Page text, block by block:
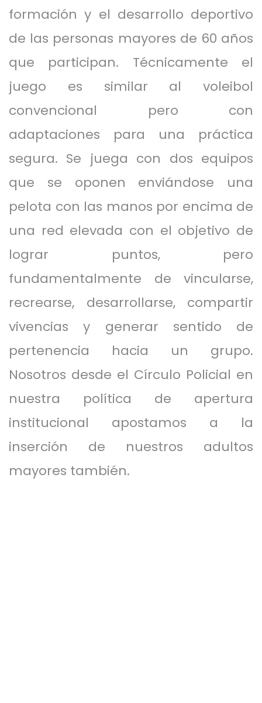
formación y el desarrollo deportivo
de las personas mayores de 60 años
que participan. Técnicamente el
juego es similar al voleibol
convencional pero con
adaptaciones para una práctica
segura. Se juega con dos equipos
que se oponen enviándose una
pelota con las manos por encima de
una red elevada con el objetivo de
lograr puntos, pero
fundamentalmente de vincularse,
recrearse, desarrollarse, compartir
vivencias y generar sentido de
pertenencia hacia un grupo.
Nosotros desde el Círculo Policial en
nuestra política de apertura
institucional apostamos a la
inserción de nuestros adultos
mayores también.